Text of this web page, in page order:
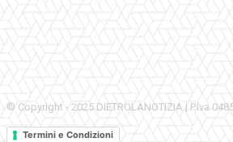
© Copyright - 2025 DIETROLANOTIZIA | P.Iva
Termini e Condizioni